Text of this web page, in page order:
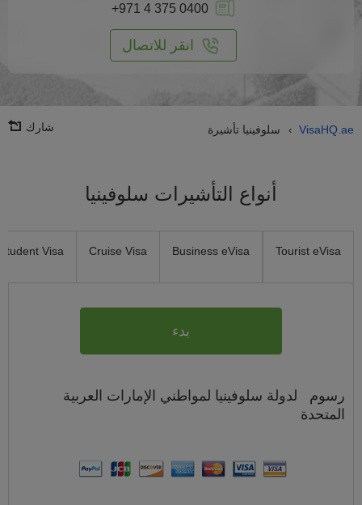
+971 4 375 0400
انقر للاتصال
VisaHQ.ae
› سلوفينيا تأشيرة شارك
أنواع التأشيرات سلوفينيا
Tourist eVisa
Business eVisa
Cruise Visa
Student Visa
بدء
رسوم لدولة سلوفينيا لمواطني الإمارات العربية
المتحدة